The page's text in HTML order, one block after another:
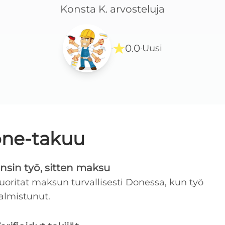
Konsta K. arvosteluja
· 0.0·Uusi
takuu
työ, sitten maksu
maksun turvallisesti Donessa, kun työ